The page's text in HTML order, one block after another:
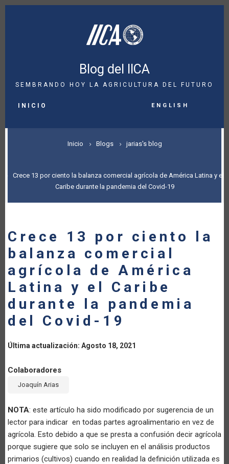
Pasar
Blog del IICA
SEMBRANDO HOY LA AGRICULTURA DEL FUTURO
NAVIGATION
INICIO English
SOBRESCRIBIR
DE
AYUDA
LA
NAVEGACIÓN
Inicio Blogs jarias's blog
Crece 13 por ciento la balanza comercial agrícola de América Latina y el
Caribe durante la pandemia del Covid-19
Crece 13 por ciento la
balanza comercial
agrícola de América
Latina y el Caribe
durante la pandemia
del Covid-19
Última actualización: Agosto 18, 2021
Colaboradores
Joaquín Arias
NOTA: este artículo ha sido modificado por sugerencia de un
lector para indicar en todas partes agroalimentario en vez de
agrícola. Esto debido a que se presta a confusión decir agrícola
porque sugiere que solo se incluyen en el análisis productos
primarios (cultivos) cuando en realidad la definición utilizada es